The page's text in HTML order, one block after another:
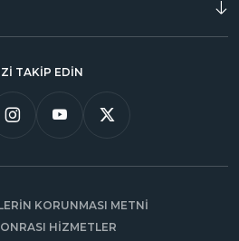
TAKİP EDİN
KORUNMASI METNİ
HİZMETLER